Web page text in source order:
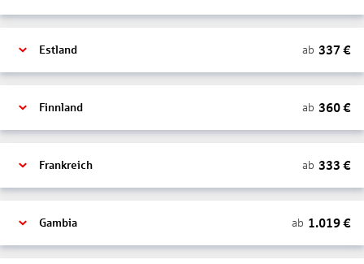
Estland ab 337 €
Finnland ab 360€
Frankreich ab 333 €
Gambia ab 1.019€